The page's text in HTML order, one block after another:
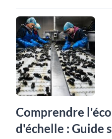
Comprendre
d'échelle : Guide